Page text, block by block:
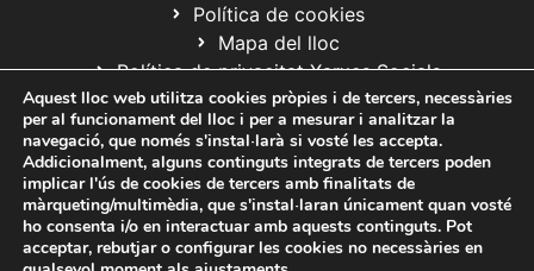
Política de cookies
Mapa del lloc
Política de privacitat Xarxes Socials
© 2020 Web desarrollada por el Servicio de Informática de Diputación
de Alicante
Aquest lloc web utilitza cookies pròpies i de tercers, necessàries
per al funcionament del lloc i per a mesurar i analitzar la
navegació, que només s'instal·larà si vosté les accepta.
Addicionalment, alguns continguts integrats de tercers poden
implicar l'ús de cookies de tercers amb finalitats de
màrqueting/multimèdia, que s'instal·laran únicament quan vosté
ho consenta i/o en interactuar amb aquests continguts. Pot
acceptar, rebutjar o configurar les cookies no necessàries en